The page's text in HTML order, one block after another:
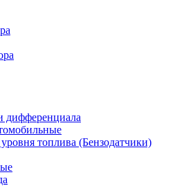
дифференциала
топлива (Бензодатчики)